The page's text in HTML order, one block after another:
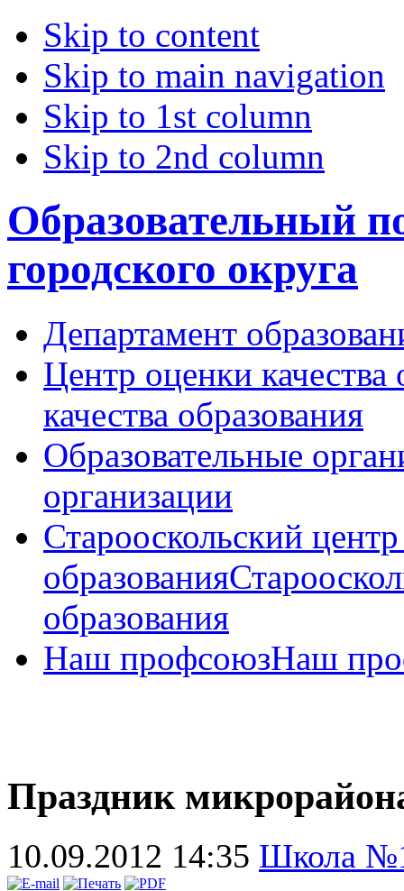
Skip to content
Skip to main navigation
Skip to 1st column
Skip to 2nd column
Образовательный
городского округа
Департамент
Центр оценки качества
качества образования
Образовательные
организации
Старооскольский
образования
образования
Наш профсоюзНаш
Праздник
10.09.2012 14:35 Школа